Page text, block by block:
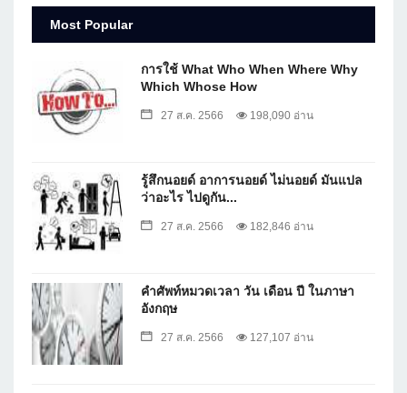
Most Popular
การใช้ What Who When Where Why
Which Whose How
27 ส.ค. 2566 198,090 อ่าน
รู้สึกนอยด์ อาการนอยด์ ไม่นอยด์ มันแปล
ว่าอะไร ไปดูกัน...
27 ส.ค. 2566 182,846 อ่าน
คำศัพท์หมวดเวลา วัน เดือน ปี ในภาษา
อังกฤษ
27 ส.ค. 2566 127,107 อ่าน